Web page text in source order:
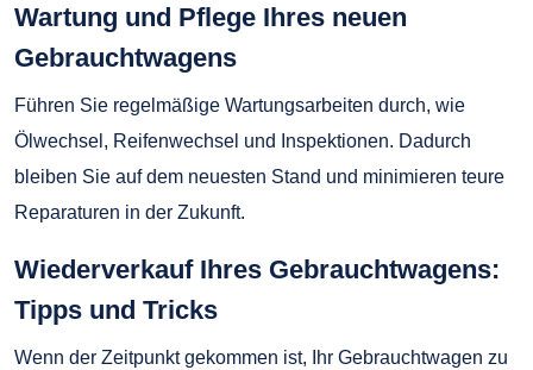
Wartung und Pflege Ihres neuen
Gebrauchtwagens
Führen Sie regelmäßige Wartungsarbeiten durch, wie
Ölwechsel, Reifenwechsel und Inspektionen. Dadurch
bleiben Sie auf dem neuesten Stand und minimieren teure
Reparaturen in der Zukunft.
Wiederverkauf Ihres Gebrauchtwagens:
Tipps und Tricks
Wenn der Zeitpunkt gekommen ist, Ihr Gebrauchtwagen zu